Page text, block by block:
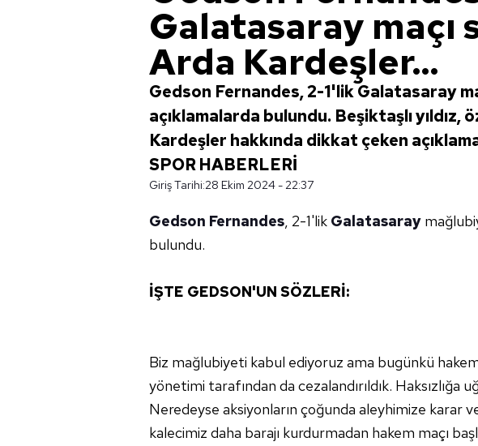
Galatasaray maçı
Arda Kardeşler...
Gedson Fernandes, 2-1'lik Galatasaray
açıklamalarda bulundu. Beşiktaşlı yıldız,
Kardeşler hakkında dikkat çeken
SPOR HABERLERİ
Giriş Tarihi:28 Ekim 2024 - 22:37
Gedson Fernandes, 2-1'lik Galatasaray
bulundu.
İŞTE GEDSON'UN SÖZLERİ:
Biz mağlubiyeti kabul ediyoruz ama bugünkü
yönetimi tarafından da cezalandırıldık. Haksızlığa
Neredeyse aksiyonların çoğunda aleyhimize karar
kalecimiz daha barajı kurdurmadan hakem maçı